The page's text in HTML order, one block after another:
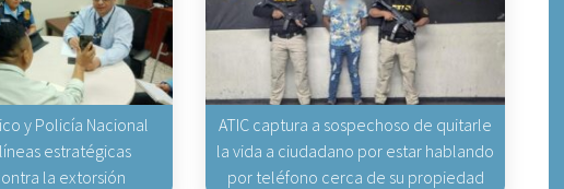
y Policía Nacional
estratégicas
la extorsión
ATIC captura a sospechoso de quitarle
la vida a ciudadano por estar hablando
por teléfono cerca de su propiedad